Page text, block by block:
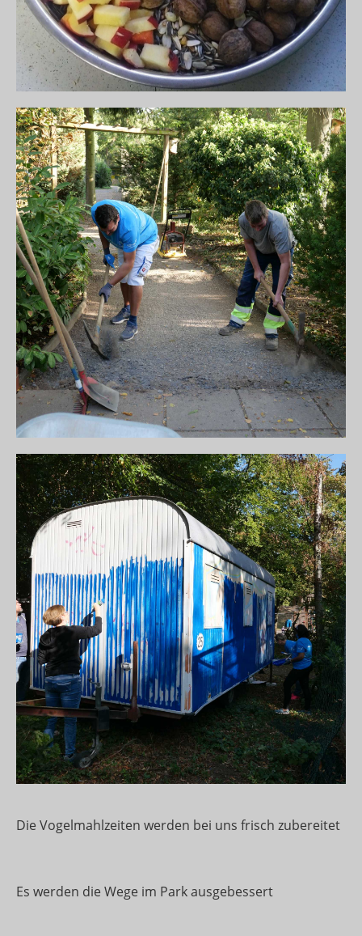
Die Vogelmahlzeiten werden bei uns frisch zubereitet
Es werden die Wege im Park ausgebessert